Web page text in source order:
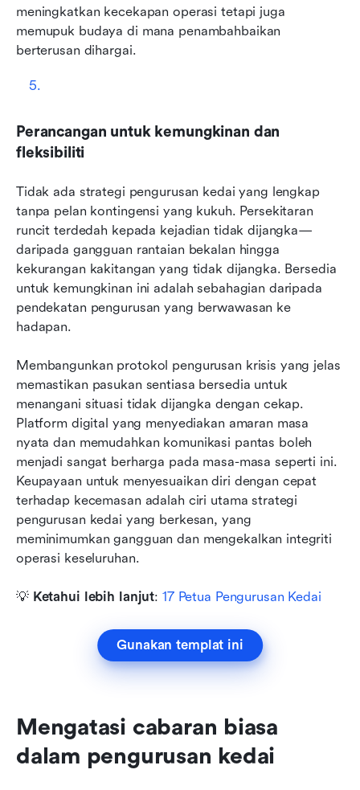
meningkatkan kecekapan operasi tetapi juga
memupuk budaya di mana penambahbaikan
berterusan dihargai.
Perancangan untuk kemungkinan dan
fleksibiliti
Tidak ada strategi pengurusan kedai yang lengkap
tanpa pelan kontingensi yang kukuh. Persekitaran
runcit terdedah kepada kejadian tidak dijangka—
daripada gangguan rantaian bekalan hingga
kekurangan kakitangan yang tidak dijangka. Bersedia
untuk kemungkinan ini adalah sebahagian daripada
pendekatan pengurusan yang berwawasan ke
hadapan.
Membangunkan protokol pengurusan krisis yang jelas
memastikan pasukan sentiasa bersedia untuk
menangani situasi tidak dijangka dengan cekap.
Platform digital yang menyediakan amaran masa
nyata dan memudahkan komunikasi pantas boleh
menjadi sangat berharga pada masa-masa seperti ini.
Keupayaan untuk menyesuaikan diri dengan cepat
terhadap kecemasan adalah ciri utama strategi
pengurusan kedai yang berkesan, yang
meminimumkan gangguan dan mengekalkan integriti
operasi keseluruhan.
💡 Ketahui lebih lanjut: 17 Petua Pengurusan Kedai
Gunakan templat ini
Mengatasi cabaran biasa
dalam pengurusan kedai